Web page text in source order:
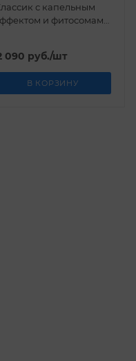
с капельным
и фитосомами
50 мл
090 руб./шт
В КОРЗИНУ